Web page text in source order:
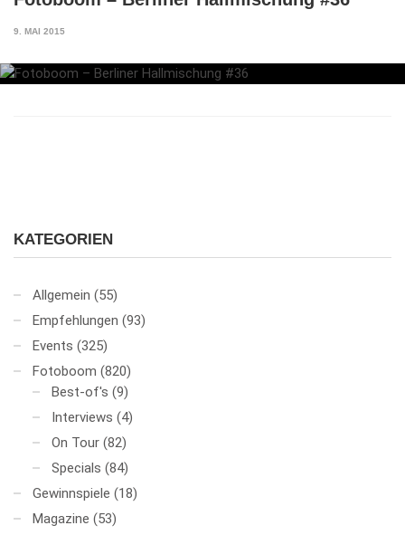
9. MAI 2015
KATEGORIEN
Allgemein (55)
Empfehlungen (93)
Events (325)
Fotoboom (820)
Best-of's (9)
Interviews (4)
On Tour (82)
Specials (84)
Gewinnspiele (18)
Magazine (53)